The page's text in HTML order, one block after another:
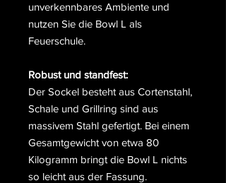
unverkennbares Ambiente und
nutzen Sie die Bowl L als
Feuerschule.
Robust und standfest:
Der Sockel besteht aus Cortenstahl,
Schale und Grillring sind aus
massivem Stahl gefertigt. Bei einem
Gesamtgewicht von etwa 80
Kilogramm bringt die Bowl L nichts
so leicht aus der Fassung.